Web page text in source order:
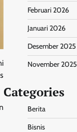
Februari 2026
Januari 2026
Desember 2025
November 2025
Categories
Berita
Bisnis